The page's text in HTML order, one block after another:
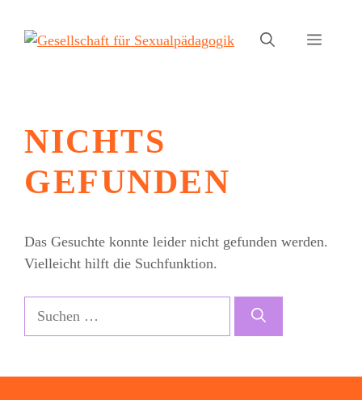
Inhalt
Menü
NICHTS
GEFUNDEN
Das Gesuchte konnte leider nicht gefunden werden.
Vielleicht hilft die Suchfunktion.